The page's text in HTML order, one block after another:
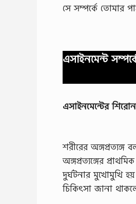
সে সম্পর্কে তােমার
এসাইনমেন্ট
এসাইনমেন্টের
শরীরের অঙ্গপ্রত্যঙ্গ
অঙ্গপ্রত্যঙ্গের
দুর্ঘটনার মুখােমুখি
চিকিৎসা জানা